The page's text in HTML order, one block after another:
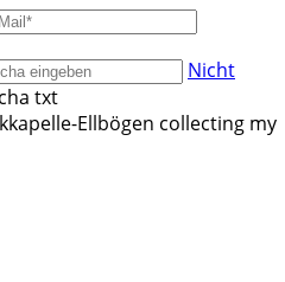
Nicht
Ellbögen collecting my